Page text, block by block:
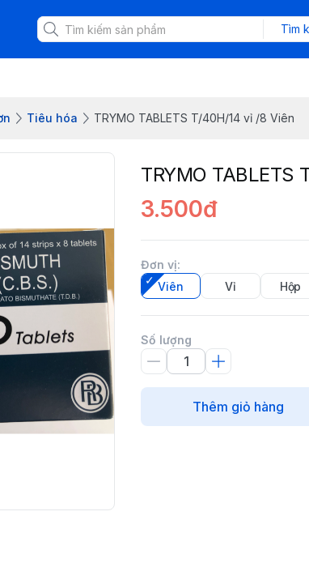
Tìm
Tiêu hóa TRYMO TABLETS T/40H/14 vỉ /8 Viên
TRYMO TABLETS
3.500đ
Đơn vị:
Viên
Vỉ Hộp
Số lượng
Thêm giỏ hàng